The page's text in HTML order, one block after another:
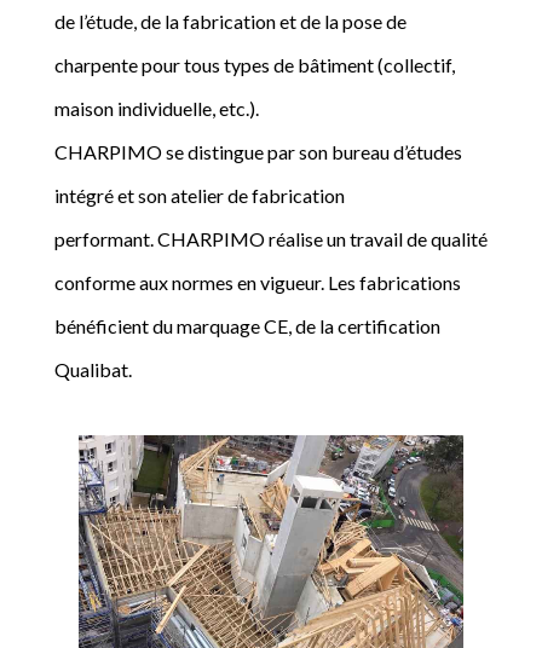
de l’étude, de la fabrication et de la pose de
charpente pour tous types de bâtiment (collectif,
maison individuelle, etc.).
CHARPIMO se distingue par son bureau d’études
intégré et son atelier de fabrication
performant. CHARPIMO réalise un travail de qualité
conforme aux normes en vigueur. Les fabrications
bénéficient du marquage CE, de la certification
Qualibat.